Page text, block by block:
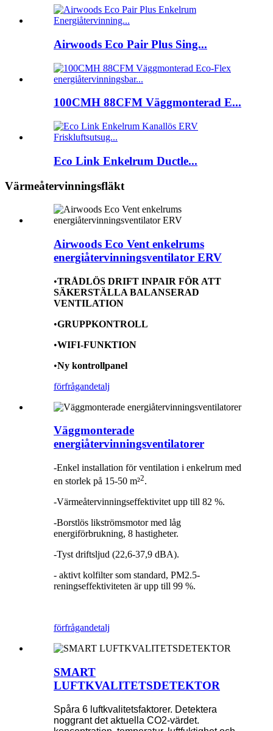
Airwoods Eco Pair Plus Sing...
100CMH 88CFM Väggmonterad E...
Eco Link Enkelrum Ductle...
Värmeåtervinningsfläkt
Airwoods Eco Vent enkelrums
energiåtervinningsventilator ERV
•TRÅDLÖS DRIFT INPAIR FÖR ATT
SÄKERSTÄLLA BALANSERAD
VENTILATION
•GRUPPKONTROLL
•WIFI-FUNKTION
•Ny kontrollpanel
förfrågandetalj
Väggmonterade
energiåtervinningsventilatorer
-Enkel installation för ventilation i enkelrum med
en storlek på 15-50 m²2.
-Värmeåtervinningseffektivitet upp till 82 %.
-Borstlös likströmsmotor med låg
energiförbrukning, 8 hastigheter.
-Tyst driftsljud (22,6-37,9 dBA).
- aktivt kolfilter som standard, PM2.5-
reningseffektiviteten är upp till 99 %.
förfrågandetalj
SMART
LUFTKVALITETSDETEKTOR
Spåra 6 luftkvalitetsfaktorer. Detektera
noggrant det aktuella CO2-värdet.